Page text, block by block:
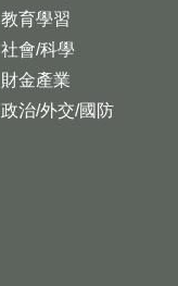
教育學習
社會/科學
財金產業
政治/外交/國防